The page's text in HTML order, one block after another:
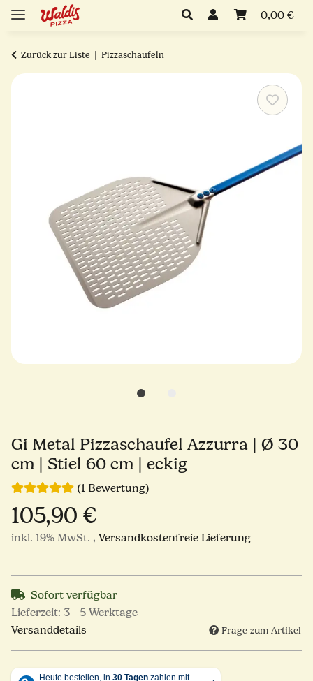
0,00 €
Zurück zur Liste Pizzaschaufeln
Gi Metal Pizzaschaufel Azzurra | Ø 30
cm | Stiel 60 cm | eckig
(1 Bewertung)
105,90 €
inkl. 19% MwSt. , Versandkostenfreie Lieferung
Sofort verfügbar
Lieferzeit: 3 - 5 Werktage
Versanddetails
Frage zum Artikel